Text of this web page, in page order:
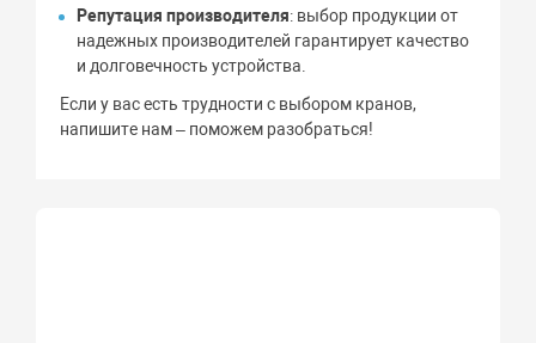
Репутация производителя: выбор продукции от
надежных производителей гарантирует качество
и долговечность устройства.
Если у вас есть трудности с выбором кранов,
напишите нам – поможем разобраться!